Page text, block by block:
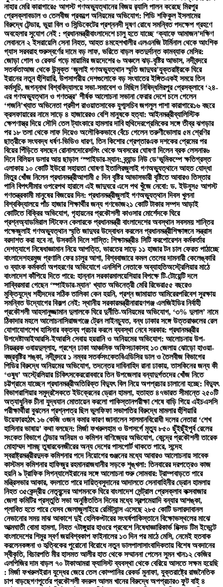
নাহার মেরি কারাগারে৫ আগস্ট গণঅভ্যুত্থানের বিজয় র‍্যালি পালন করেছে মিরপুর
প্রেসক্লাবডাল ও তেলবীজ প্রকল্পে অনিয়মের অভিযোগ: পিডি শফিকুল ইসলামের
বিরুদ্ধে টেন্ডার, ভুয়া বিল ও সিন্ডিকেটের প্রশ্ননদী দূষণ রোধে সমন্বিত পদক্ষেপ গ্রহণে
অবহেলার সুযোগ নেই : প্রধানমন্ত্রীবাংলাদেশে চালু হতে যাচ্ছে ‘ক্যাফে আমাজন’দক্ষিণ
লেবাননে ২ ইসরায়েলি সেনা নিহত, আহত ৪মহেশখালীর এলএনজি টার্মিনাল থেকে আংশিক
গ্যাস সরবরাহ শুরুস্বর্ণের দামে বড় লাফ, ভরিতে বাড়ল কতদুর্দান্ত কামব্যাক মেসির:
জোড়া গোল ও রেকর্ড গড়ে মায়ামির জয়দেশের ৬ অঞ্চলে ঝড়-বৃষ্টির আভাস, নদীবন্দরে
সতর্কতাআজ থেকে উন্মুক্ত ‘জুলাই গণঅভ্যুত্থান স্মৃতি জাদুঘর’যুক্তরাষ্ট্রকে ঘিরে
ইরানের নতুন হুঁশিয়ারি, উপসাগরীয় দেশগুলোকে বড় সংঘাতের ইঙ্গিতএকই সময়ে তিন
কর্মসূচি, জগন্নাথ বিশ্ববিদ্যালয়ে সভা-সমাবেশ ও মিছিল নিষিদ্ধমিরপুর প্রেসক্লাবে ‘২৪-
এর গণঅভ্যুত্থান ও গণতন্ত্র’ শীর্ষক আলোচনা সভানা ফেরার দেশে চলে গেলেন
‘গজনি’খ্যাত অভিনেতা প্রদীপ রাওয়াতসাবেক যুগ্মসচিব জগলুল পাশা কারাগারে১৬ বছরে
ক্রসফায়ারের নামে সাড়ে ৪ হাজারেরও বেশি মানুষকে হত্যা: আইনমন্ত্রীব্যালিস্টিক
ক্ষেপণাস্ত্র দিয়ে সৌদি তেল ট্যাংকারে হামলার দাবি হুথিদেরপ্রেমিকের সঙ্গে তীব্র ঝগড়ার
পর ১৮ তলা থেকে লাফ দিয়েও অলৌকিকভাবে বেঁচে গেলেন তরুণীভোলায় ৫ম শ্রেণির
ছাত্রীকে সংঘবদ্ধ ধর্ষণ-ভিডিও ধারণ, তিন কিশোর গ্রেপ্তারএক দশকের প্রেমের পর
বিয়ের পিঁড়িতে বসছেন রোনালদোরেসলিং থেকে অবসরের ঘোষণা দিলেন ব্রক লেসনার৬
দিনে বিলিয়ন ডলার আয় ছাড়াল ‘স্পাইডার-ম্যান: ব্র্যান্ড নিউ ডে’ভূমিকম্পে ক্ষতিগ্রস্ত
এলাকায় ১০ কোটি ইউরো সহায়তা ঘোষণা ইতালিরজুলাই গণঅভ্যুত্থানে আহত যোদ্ধা
মিতুর খোঁজ নিলেন প্রধানমন্ত্রীআগামী ৫ দিন বৃষ্টির আভাসভারী বৃষ্টিতে আবারও তিস্তার
পানি বিপৎসীমার ওপরেপথ হারালে এই জাদুঘরে এসে পথ খুঁজে নেবো: ড. ইউনূস৫ আগস্ট
গণতন্ত্রকামী মানুষের বিজয়ের দিন: প্রধানমন্ত্রীজুলাই গণঅভ্যুত্থান দিবস খুলনা
বিশ্ববিদ্যালয়ে পাঁচ হাজার শিক্ষার্থীর জন্য গণভোজ২১ কোটি টাকার সম্পদ আড়াই
কোটিতে বিক্রির অভিযোগ, গৃহায়নের প্রকৌশলী কাওসার মোর্শেদকে ঘিরে
প্রশ্নঅ্যাডমিরাল স্টিফেন কেলারকে প্রধানমন্ত্রী বাংলাদেশের অবস্থান সবসময় শান্তির
পক্ষেজুলাই গণঅভ্যুত্থান স্মৃতি জাদুঘর উদ্বোধন করলেন প্রধানমন্ত্রীশিক্ষাঙ্গনে সন্ত্রাস
বরদাশত করা হবে না, উসকানি দিলে শাস্তি: শিক্ষামন্ত্রী৪ সিটি করপোরেশন কর্মকর্তার
দেশত্যাগে নিষেধাজ্ঞামান নিয়ে আপত্তি, ভারতের সাড়ে ১১ হাজার টন চাল ফেরত পাঠাচ্ছে
বাংলাদেশহরমুজ প্রণালি ফের চালুর আশা, বিশ্ববাজারে কমল তেলের দামনারী কেলেঙ্কারি
ও ব্যাংক কর্মকর্তা অপহরণের অভিযোগে এনসিপি নেতাকে অব্যাহতিঅস্ট্রেলিয়ার মাঠে
বাংলাদেশ কাঁপিয়ে দিতে পারে: হান্নান সরকারমালয়েশিয়ার বিপক্ষে টি-টোয়েন্টি দলে
সাব্বিরমারা গেছেন ‘স্পাইডার-ম্যান’ খ্যাত অভিনেত্রী মেরি রিভেরা৫৫ বছরেও
মুক্তিযুদ্ধে শহীদদের সঠিক তালিকা কেন হয়নি, প্রশ্ন জামায়াত আমিরেরপরিবেশ সুরক্ষায়
সমন্বিত উদ্যোগের বিকল্প নেই: স্থানীয় সরকারমন্ত্রীনারায়ণগঞ্জ এলজিইডির নির্বাহী
প্রকৌশলী আহসানুজ্জামান দুলালকে ঘিরে দুর্নীতি-অনিয়মের অভিযোগ, ‘৩% দুলাল’ নামে
ঠিকাদার মহলে আলোচনাসিরাজগঞ্জে ট্রেন লাইনচ্যুত, বন্ধ ঢাকার সঙ্গে উত্তরাঞ্চলের রেল
যোগাযোগশেখ হাসিনার বক্তব্য প্রচার করলে ব্যবস্থা নেবে সরকার: প্রধানমন্ত্রীর
উপদেষ্টাআইআরসি-ইআরসি সেবায় হয়রানি ও অনিয়মের অভিযোগ: আলোচনায় উপ-
নিয়ন্ত্রক ওবায়দুল্লাহ, প্রশ্নে ঢাকা আঞ্চলিক অফিসঢাকাসহ ১৩ জেলায় ঝোড়ো হাওয়া-
বজ্রবৃষ্টির শঙ্কা, নদীবন্দরে ১ নম্বর সতর্কসংকেতবিএডিসির ডাল ও তৈলবীজ বিভাগের
পিডির বিরুদ্ধে অনিয়মের অভিযোগ, তদন্তের দাবিনাহিদ রানা ঢাকায়, তাসকিনের জন্য কী
‘ওষুধ’ অস্ট্রেলিয়ার চিকিৎসকেররোববারে তিন উপজেলার বন্যাদুর্গতদের খোঁজ নিতে
চট্টগ্রামে যাচ্ছেন প্রধানমন্ত্রীঅতিরিক্ত বিদ্যুৎ বিল নিয়ে অপপ্রচার চালানো হচ্ছে: বিদ্যুৎ
বিভাগরাশিয়ার সমুদ্রসৈকতে ইউক্রেনের ড্রোন হামলা, হতাহত ৪৭ভারত সীমান্তে ২৫০টি
অত্যাধুনিক চীনা যুদ্ধযান মোতায়েন করলো পাকিস্তানপরীক্ষা শেষে বাড়ি গিয়ে এইচএসসি
পরীক্ষার্থীরা বুঝলেন প্রশ্নপত্র ছিল ভুলফিফা সভাপতির বিরুদ্ধে মামলার হুঁশিয়ারি
উয়েফারহঠাৎ ১৬ কেজি ওজন কমার কারণ জানালেন সালমানবিরোধী দলের নেতারা ‘শেখ
হাসিনার ভাষায়’ কথা বলছেন: মির্জা ফখরুলহাম ও উপসর্গে মৃত্যু ৮৫০ ছুঁইছুঁইপূর্ব রেলের
সংকেত বিভাগে টেন্ডার অনিয়ম ও কমিশন বাণিজ্যের অভিযোগ, কেন্দ্রে প্রকৌশলী তারেক
মোহাম্মদ শামছ্ তুষারবেনজীরের অন্য দেশের পাসপোর্ট থাকতে পারে, সন্দেহ
স্বরাষ্ট্রমন্ত্রীরদুদক কমিশনার পদে নিয়োগের গুঞ্জনের মধ্যে আবারও আলোচনায় সাবেক
কাস্টমস কমিশনার হাফিজুর রহমানরাজধানীর সড়কে শৃঙ্খলা: তিনবারের দরপত্রেও কাজ
হয়নি ৯ ট্রাফিক সিগন্যালেইরানের সঙ্গে আলোচনা শুরু সোমবার: ট্রাম্পবাড়তে পারে
মন্ত্রিসভার আকার, বদলাতে পারে দায়িত্বসুদানের আদালতে সেনাবাহিনীর ড্রোন হামলায়
নিহত ৩৫কেন্দ্রীয় নেতৃবৃন্দের আগমনকে ঘিরে বাংলাদেশ সেন্ট্রাল প্রেসক্লাব কক্সবাজার
জেলা কমিটির প্রস্তুতি সভা অনুষ্ঠিততিন দিনের মধ্যে স্বল্পমেয়াদি বন্যার আশঙ্কা,
প্লাবিত হতে পারে যেসব জেলাজুলাইয়ে রেমিট্যান্স এসেছে ২৮৫ কোটি ডলারদাবানল
নেভানোর সময় মাঝ আকাশে দুই হেলিকপ্টারের সংঘর্ষপাকিস্তানে বিক্ষোভস্থলের মাঝে
আত্মঘাতী বোমা হামলা, নিহত ৭টাঙ্গুয়ার হাওরে প্রবেশে নিষেধাজ্ঞারিকার্ভ মিক্সড টিম ইভেন্টে
বাংলাদেশের শিমুর স্বর্ণ জয়বিশ্বকাপ ফাইনালের ১৩ দিন পর মাঠে মেসি, নেমেই হতবাক
করলেনকঙ্গনা ও হৃত্বিকের পুরোনো বিরোধে নতুন ডালপালাসাংবাদিকতায় বিশেষ অবদানের
স্বীকৃতি, বিচারপতি মীর হাসমত আলীর হাত থেকে সম্মাননা পেলেন সুমন খান১২ কেজির
এলপিজির দাম বাড়ল ৭০ টাকাআমরা ফ্যাসিস্ট ব্যবস্থা থেকে বেরিয়ে আসতে সক্ষম হয়েছি
: মির্জা ফখরুলইরান যুদ্ধের জেরে তেল কোম্পানির রেকর্ড মুনাফা, যুক্তরাষ্ট্রে রাজনৈতিক
চাপ বাড়ছেগণপূর্তের প্রকৌশলী বদরুল আলম খানের বিরুদ্ধে অপপ্রচার৩ ফুট বাই ৪